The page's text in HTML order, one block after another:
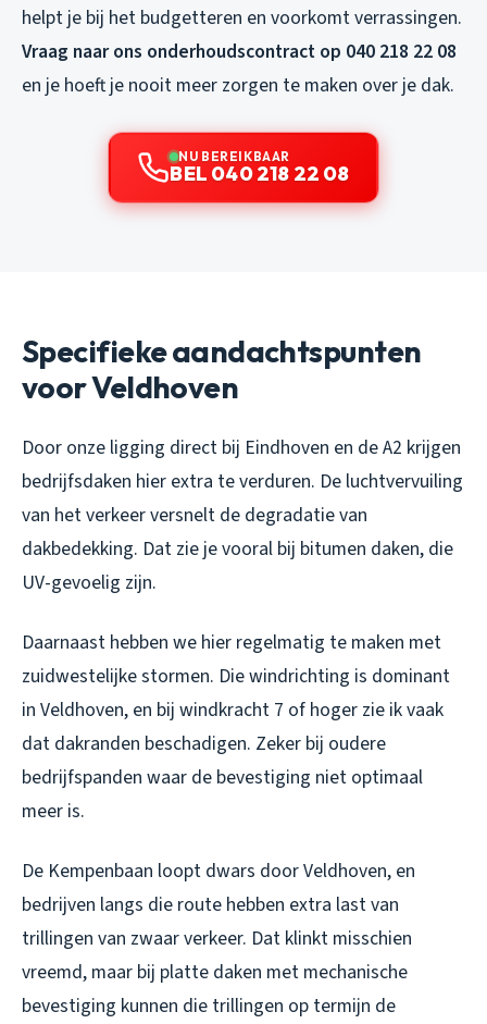
helpt je bij het budgetteren en voorkomt verrassingen.
Vraag naar ons onderhoudscontract op 040 218 22 08
en je hoeft je nooit meer zorgen te maken over je dak.
NU BEREIKBAAR
BEL 040 218 22 08
Specifieke aandachtspunten
voor Veldhoven
Door onze ligging direct bij Eindhoven en de A2 krijgen
bedrijfsdaken hier extra te verduren. De luchtvervuiling
van het verkeer versnelt de degradatie van
dakbedekking. Dat zie je vooral bij bitumen daken, die
UV-gevoelig zijn.
Daarnaast hebben we hier regelmatig te maken met
zuidwestelijke stormen. Die windrichting is dominant
in Veldhoven, en bij windkracht 7 of hoger zie ik vaak
dat dakranden beschadigen. Zeker bij oudere
bedrijfspanden waar de bevestiging niet optimaal
meer is.
De Kempenbaan loopt dwars door Veldhoven, en
bedrijven langs die route hebben extra last van
trillingen van zwaar verkeer. Dat klinkt misschien
vreemd, maar bij platte daken met mechanische
bevestiging kunnen die trillingen op termijn de